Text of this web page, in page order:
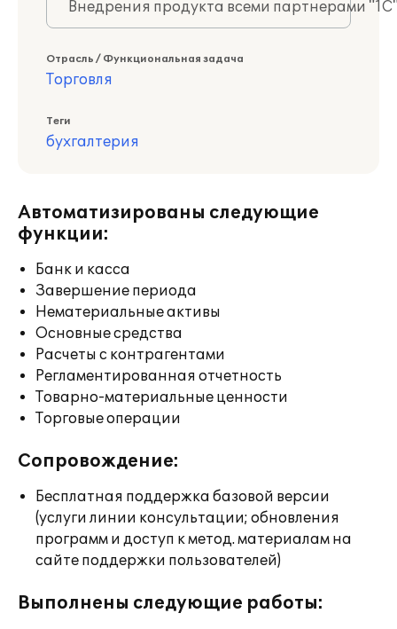
Внедрения продукта всеми партнерами
Отрасль / Функциональная задача
Торговля
Теги
бухгалтерия
Автоматизированы следующие
функции:
Банк и касса
Завершение периода
Нематериальные активы
Основные средства
Расчеты с контрагентами
Регламентированная отчетность
Товарно-материальные ценности
Торговые операции
Сопровождение:
Бесплатная поддержка базовой версии
(услуги линии консультации; обновления
программ и доступ к метод. материалам на
сайте поддержки пользователей)
Выполнены следующие работы: